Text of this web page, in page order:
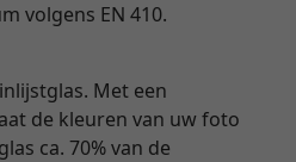
volgens EN 410.
Met een
de kleuren van uw foto
ca. 70% van de